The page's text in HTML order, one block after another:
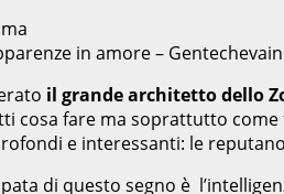
in amore –
il grande architetto dello
cosa fare ma soprattutto
e interessanti: le
di questo segno è